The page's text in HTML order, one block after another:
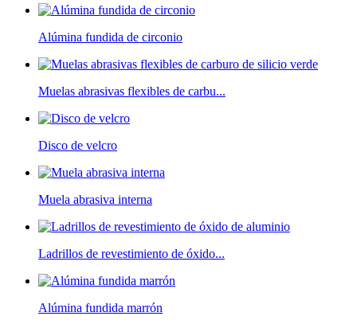
Alúmina fundida de circonio
Muelas abrasivas flexibles de carbu...
Disco de velcro
Muela abrasiva interna
Ladrillos de revestimiento de óxido...
Alúmina fundida marrón